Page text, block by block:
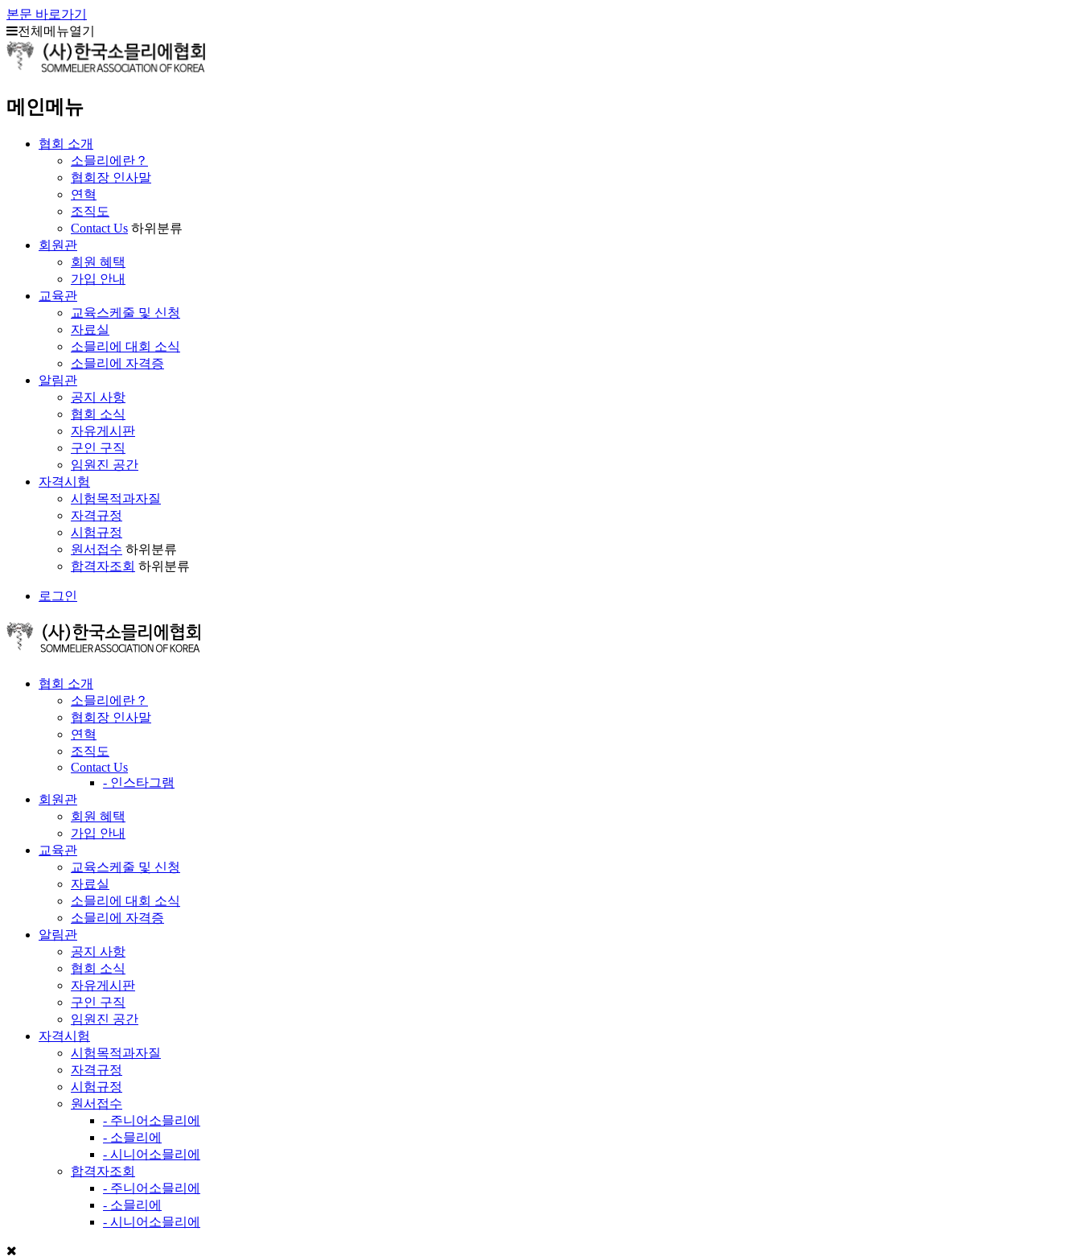
본문 바로가기
전체메뉴열기
메인메뉴
협회 소개
소믈리에란？
협회장 인사말
연혁
조직도
Contact Us 하위분류
회원관
회원 혜택
가입 안내
교육관
교육스케줄 및 신청
자료실
소믈리에 대회 소식
소믈리에 자격증
알림관
공지 사항
협회 소식
자유게시판
구인 구직
임원진 공간
자격시험
시험목적과자질
자격규정
시험규정
원서접수 하위분류
합격자조회 하위분류
로그인
협회 소개
소믈리에란？
협회장 인사말
연혁
조직도
Contact Us
- 인스타그램
회원관
회원 혜택
가입 안내
교육관
교육스케줄 및 신청
자료실
소믈리에 대회 소식
소믈리에 자격증
알림관
공지 사항
협회 소식
자유게시판
구인 구직
임원진 공간
자격시험
시험목적과자질
자격규정
시험규정
원서접수
- 주니어소믈리에
- 소믈리에
- 시니어소믈리에
합격자조회
- 주니어소믈리에
- 소믈리에
- 시니어소믈리에